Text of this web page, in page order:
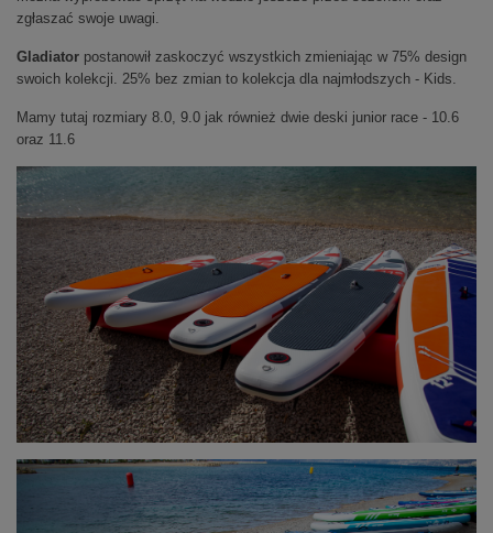
zgłaszać swoje uwagi.
Gladiator postanowił zaskoczyć wszystkich zmieniając w 75% design
swoich kolekcji. 25% bez zmian to kolekcja dla najmłodszych - Kids.
Mamy tutaj rozmiary 8.0, 9.0 jak również dwie deski junior race - 10.6
oraz 11.6